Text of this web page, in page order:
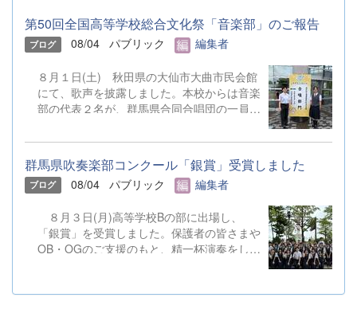
第50回全国高等学校総合文化祭「音楽部」のご報告
ブログ 08/04 パブリック 編集者
８月１日(土) 秋田県の大仙市大曲市民会館
にて、歌声を披露しました。本校からは音楽
部の代表２名が、群馬県合同合唱団の一員と
群馬県吹奏楽部コンクール「銀賞」受賞しました
ブログ 08/04 パブリック 編集者
８月３日(月)高等学校Bの部に出場し、
「銀賞」を受賞しました。保護者の皆さまや
OB・OGのご支援のもと、精一杯演奏をして
は、ソロやアンサンブルのコンテストに向け